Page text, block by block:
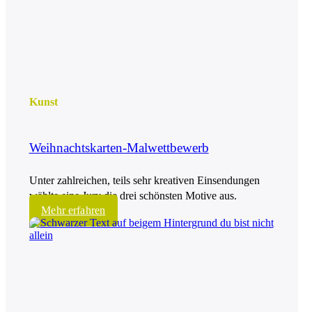
Kunst
Weihnachtskarten-Malwettbewerb
Unter zahlreichen, teils sehr kreativen Einsendungen
wählte eine Jury die drei schönsten Motive aus.
Mehr erfahren